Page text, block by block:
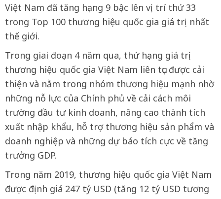
Việt Nam đã tăng hạng 9 bậc lên vị trí thứ 33
trong Top 100 thương hiệu quốc gia giá trị nhất
thế giới.
Trong giai đoạn 4 năm qua, thứ hạng giá trị
thương hiệu quốc gia Việt Nam liên tục được cải
thiện và nằm trong nhóm thương hiệu mạnh nhờ
những nỗ lực của Chính phủ về cải cách môi
trường đầu tư kinh doanh, nâng cao thành tích
xuất nhập khẩu, hỗ trợ thương hiệu sản phẩm và
doanh nghiệp và những dự báo tích cực về tăng
trưởng GDP.
Trong năm 2019, thương hiệu quốc gia Việt Nam
được định giá 247 tỷ USD (tăng 12 tỷ USD tương